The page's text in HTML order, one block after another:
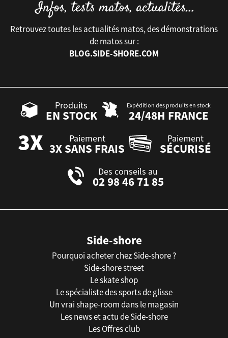
Retrouvez toutes les actualités matos, des démonstrations
de matos sur :
BLOG.SIDE-SHORE.COM
Produits
EN STOCK
Expédition des produits en stock
24/48H FRANCE
Paiement
3X SANS FRAIS
Paiement
SÉCURISÉ
Des conseils au
02 98 46 71 85
Side-shore
Pourquoi acheter chez Side-shore ?
Side-shore street
Le skate shop
Le spécialiste des sports de glisse
Un vrai shape-room dans le magasin
Les news et actu de Side-shore
Les Offres club